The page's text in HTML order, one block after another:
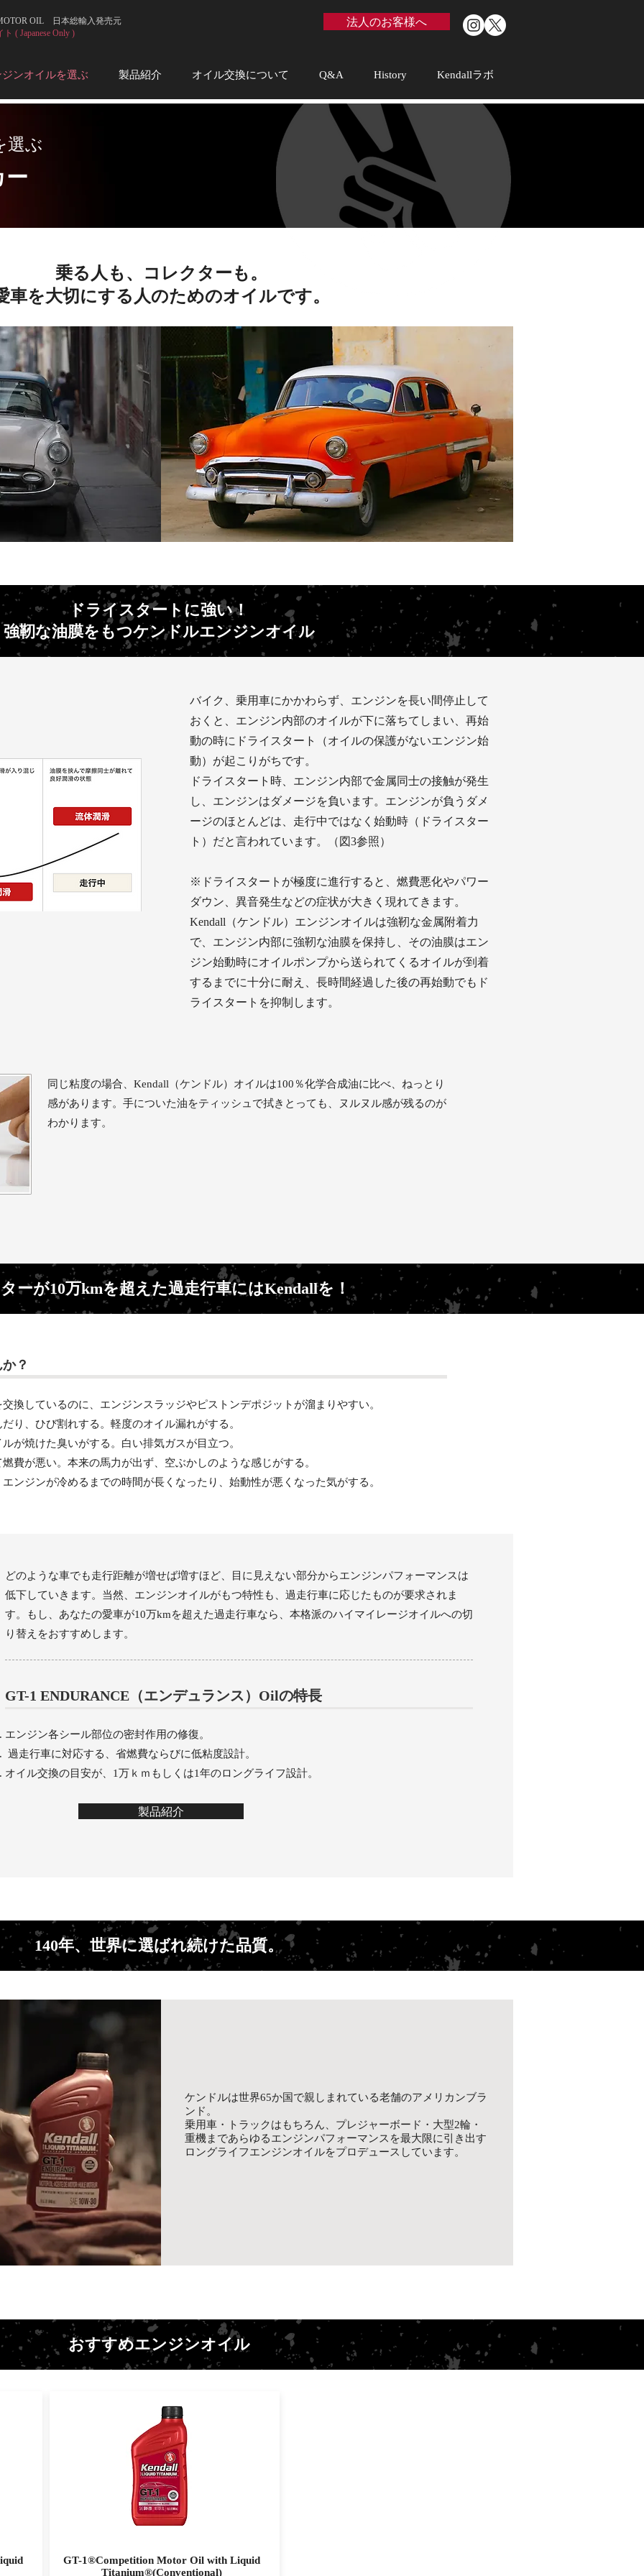
法人のお客様へ
OIL 日本総輸入発売元
( Japanese Only )
ジンオイルを選ぶ 製品紹介 オイル交換について Q&A History Kendallラボ
選ぶ
ー
乗る人も、コレクターも。
車を大切にする人のためのオイルです。
ドライスタートに強い！
強靭な油膜をもつケンドルエンジンオイル
バイク、乗用車にかかわらず、エンジンを長い間停止して
おくと、エンジン内部のオイルが下に落ちてしまい、再始
動の時にドライスタート（オイルの保護がないエンジン始
動）が起こりがちです。
ドライスタート時、エンジン内部で金属同士の接触が発生
し、エンジンはダメージを負います。エンジンが負うダメ
ージのほとんどは、走行中ではなく始動時（ドライスター
ト）だと言われています。（図3参照）
※ドライスタートが極度に進行すると、燃費悪化やパワー
ダウン、異音発生などの症状が大きく現れてきます。
Kendall（ケンドル）エンジンオイルは強靭な金属附着力
で、エンジン内部に強靭な油膜を保持し、その油膜はエン
ジン始動時にオイルポンプから送られてくるオイルが到着
するまでに十分に耐え、長時間経過した後の再始動でもド
ライスタートを抑制します。
同じ粘度の場合、Kendall（ケンドル）オイルは100％化学合成油に比べ、ねっとり
感があります。手についた油をティッシュで拭きとっても、ヌルヌル感が残るのが
わかります。
ーが10万kmを超えた過走行車にはKendallを！
？
換しているのに、エンジンスラッジやピストンデポジットが溜まりやすい。
り、ひび割れする。軽度のオイル漏れがする。
が焼けた臭いがする。白い排気ガスが目立つ。
費が悪い。本来の馬力が出ず、空ぶかしのような感じがする。
ンジンが冷めるまでの時間が長くなったり、始動性が悪くなった気がする。
どのような車でも走行距離が増せば増すほど、目に見えない部分からエンジンパフォーマンスは
低下していきます。当然、エンジンオイルがもつ特性も、過走行車に応じたものが要求されま
す。もし、あなたの愛車が10万kmを超えた過走行車なら、本格派のハイマイレージオイルへの切
り替えをおすすめします。
GT-1 ENDURANCE（エンデュランス）Oilの特長
エンジン各シール部位の密封作用の修復。
過走行車に対応する、省燃費ならびに低粘度設計。
オイル交換の目安が、1万ｋｍもしくは1年のロングライフ設計。
製品紹介
140年、世界に選ばれ続けた品質。
ケンドルは世界65か国で親しまれている老舗のアメリカンブラ
ンド。
乗用車・トラックはもちろん、プレジャーボード・大型2輪・
重機まであらゆるエンジンパフォーマンスを最大限に引き出す
ロングライフエンジンオイルをプロデュースしています。
おすすめエンジンオイル
GT-1®Competition Motor Oil with Liquid
Titanium®(Conventional)